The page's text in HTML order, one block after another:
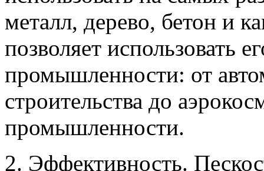
металл, дерево, бетон и
позволяет использовать
промышленности: от
строительства до
промышленности.
2. Эффективность.